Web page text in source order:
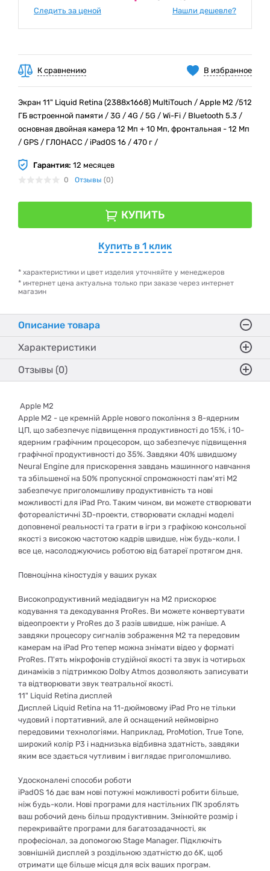
Следить за ценой Нашли дешевле?
В избранное
К сравнению
Экран 11" Liquid Retina (2388x1668) MultiTouch / Apple M2 /512
ГБ встроенной памяти / 3G / 4G / 5G / Wi-Fi / Bluetooth 5.3 /
основная двойная камера 12 Мп + 10 Мп, фронтальная - 12 Мп
/ GPS / ГЛОНАСС / iPadOS 16 / 470 г /
Гарантия: 12 месяцев
0 Отзывы (0)
КУПИТЬ
Купить в 1 клик
* характеристики и цвет изделия уточняйте у менеджеров
* интернет цена актуальна только при заказе через интернет
магазин
Описание товара
Характеристики
Отзывы (0)
Apple M2
Apple M2 - це кремній Apple нового покоління з 8-ядерним
ЦП, що забезпечує підвищення продуктивності до 15%, і 10-
ядерним графічним процесором, що забезпечує підвищення
графічної продуктивності до 35%. Завдяки 40% швидшому
Neural Engine для прискорення завдань машинного навчання
та збільшеної на 50% пропускної спроможності пам'яті M2
забезпечує приголомшливу продуктивність та нові
можливості для iPad Pro. Таким чином, ви можете створювати
фотореалістичні 3D-проекти, створювати складні моделі
доповненої реальності та грати в ігри з графікою консольної
якості з високою частотою кадрів швидше, ніж будь-коли. І
все це, насолоджуючись роботою від батареї протягом дня.
Повноцінна кіностудія у ваших руках
Високопродуктивний медіадвигун на M2 прискорює
кодування та декодування ProRes. Ви можете конвертувати
відеопроекти у ProRes до 3 разів швидше, ніж раніше. А
завдяки процесору сигналів зображення M2 та передовим
камерам на iPad Pro тепер можна знімати відео у форматі
ProRes. П'ять мікрофонів студійної якості та звук із чотирьох
динаміків з підтримкою Dolby Atmos дозволяють записувати
та відтворювати звук театральної якості.
11" Liquid Retina дисплей
Дисплей Liquid Retina на 11-дюймовому iPad Pro не тільки
чудовий і портативний, але й оснащений неймовірно
передовими технологіями. Наприклад, ProMotion, True Tone,
широкий колір P3 і наднизька відбивна здатність, завдяки
яким все здається чутливим і виглядає приголомшливо.
Удосконалені способи роботи
iPadOS 16 дає вам нові потужні можливості робити більше,
ніж будь-коли. Нові програми для настільних ПК зроблять
ваш робочий день більш продуктивним. Змінюйте розмір і
перекривайте програми для багатозадачності, як
професіонал, за допомогою Stage Manager. Підключіть
зовнішній дисплей з роздільною здатністю до 6K, щоб
отримати ще більше місця для всіх ваших програм.